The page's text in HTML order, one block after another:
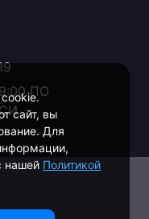
ПО
данных
сайт, вы
Для
нашей Политикой